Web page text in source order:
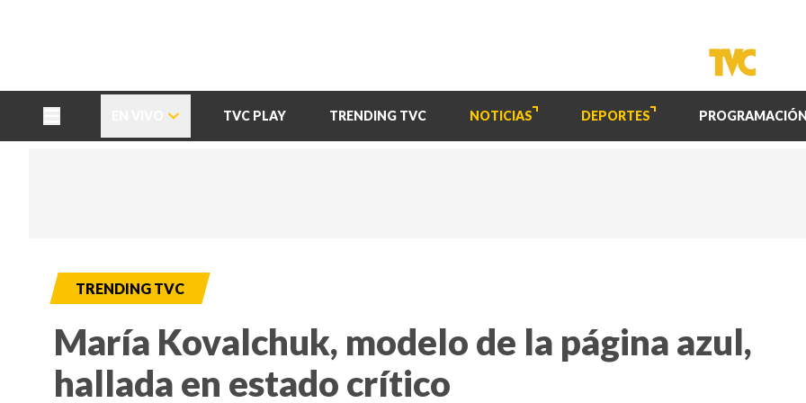
TVC PLAY TRENDING TVC NOTICIAS DEPORTES PROGRAMACIÓN
TRENDING TVC
María Kovalchuk, modelo de la página azul,
hallada en estado crítico